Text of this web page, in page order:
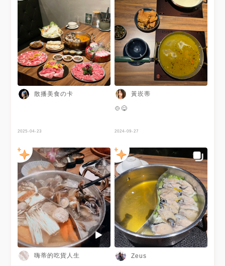
散播美食の卡
2025-04-23
黃崁蒂
🍲😋
2024-09-27
嗨蒂的吃貨人生 Zeus